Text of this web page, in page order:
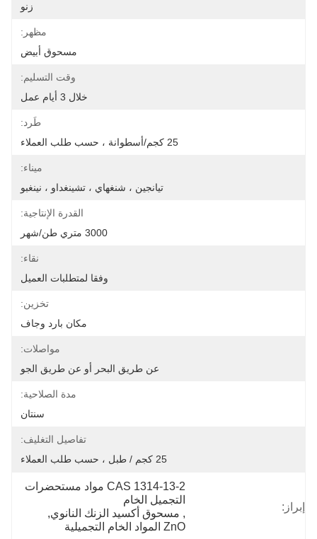
زنو
مظهر:
مسحوق أبيض
وقت التسليم:
خلال 3 أيام عمل
طَرد:
25 كجم/أسطوانة ، حسب طلب العملاء
ميناء:
تيانجين ، شنغهاي ، تشينغداو ، نينغبو
القدرة الإنتاجية:
3000 متري طن/شهر
نقاء:
وفقا لمتطلبات العميل
تخزين:
مكان بارد وجاف
مواصلات:
عن طريق البحر أو عن طريق الجو
مدة الصلاحية:
سنتان
تفاصيل التغليف:
25 كجم / طبل ، حسب طلب العملاء
إبراز:
CAS 1314-13-2 مواد مستحضرات
التجميل الخام
, مسحوق أكسيد الزنك النانوي,
ZnO المواد الخام التجميلية